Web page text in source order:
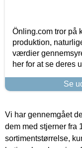
Önling.com tror på
produktion,
værdier
her for at se deres
Se
Vi har gennemgået
dem med stjerner fra
sortimentstørrelse,